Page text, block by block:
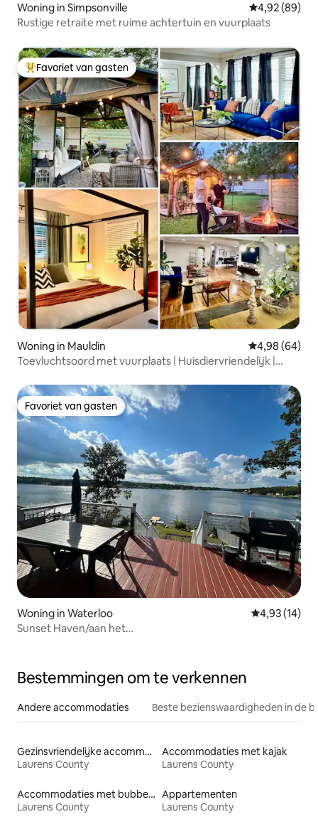
Woning in Simpsonville Gemiddelde
4,92 (89)
Rustige retraite met ruime achtertuin en vuurplaats
Topfavoriet van gasten
Favoriet van gasten
Woning in Mauldin Gemiddelde
4,98 (64)
Toevluchtsoord met vuurplaats | Huisdiervriendelijk |
Favoriet van gasten
Favoriet van gasten
Woning in Waterloo Gemiddelde
4,93 (14)
Sunset Haven/aan het
Bestemmingen om te verkennen
Andere accommodaties Beste bezienswaardigheden in de
Gezinsvriendelijke accommodaties
Laurens County
Accommodaties met kajak
Laurens County
Accommodaties met bubbelbad
Laurens County
Appartementen
Laurens County